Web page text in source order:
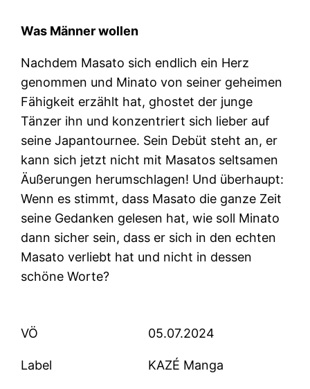
Was Männer wollen
Nachdem Masato sich endlich ein Herz
genommen und Minato von seiner geheimen
Fähigkeit erzählt hat, ghostet der junge
Tänzer ihn und konzentriert sich lieber auf
seine Japantournee. Sein Debüt steht an, er
kann sich jetzt nicht mit Masatos seltsamen
Äußerungen herumschlagen! Und überhaupt:
Wenn es stimmt, dass Masato die ganze Zeit
seine Gedanken gelesen hat, wie soll Minato
dann sicher sein, dass er sich in den echten
Masato verliebt hat und nicht in dessen
schöne Worte?
VÖ 05.07.2024
Label KAZÉ Manga